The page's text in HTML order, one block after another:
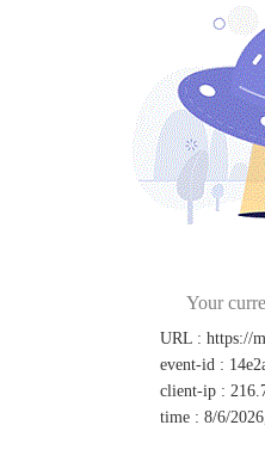
Your
URL : https://
event-id :
client-ip :
time : 8/6/